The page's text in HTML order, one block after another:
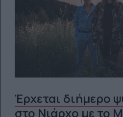
Έρχεται διήμερο
στο Νιάρχο με το